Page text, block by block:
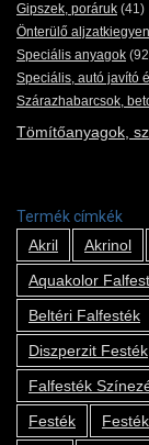
Gipszek, poráruk (41)
Önterülő
Speciális anyagok
Speciális, autó javító
Szárazhabarcsok,
Tömítőanyagok,
Termék címkék
Akril
Akrinol
Aquakolor
Beltéri Falfesték
Diszperzit Festék
Falfesték
Festék